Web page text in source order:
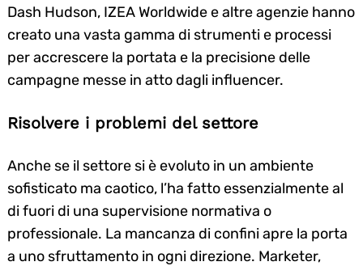
Dash Hudson, IZEA Worldwide e altre agenzie hanno
creato una vasta gamma di strumenti e processi
per accrescere la portata e la precisione delle
campagne messe in atto dagli influencer.
Risolvere i problemi del settore
Anche se il settore si è evoluto in un ambiente
sofisticato ma caotico, l’ha fatto essenzialmente al
di fuori di una supervisione normativa o
professionale. La mancanza di confini apre la porta
a uno sfruttamento in ogni direzione. Marketer,